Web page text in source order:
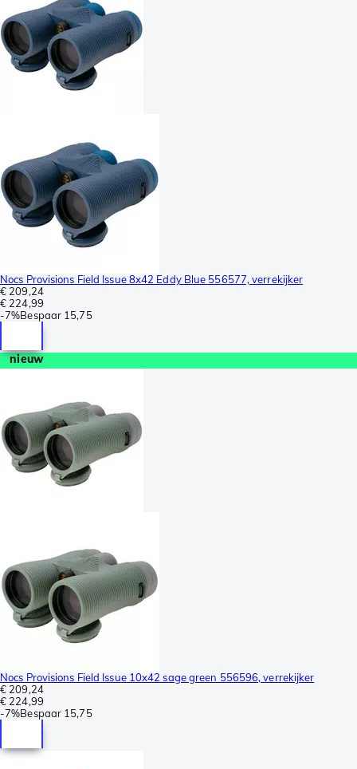
Nocs Provisions Field Issue 8x42 Eddy Blue 556577, verrekijker
€ 209,24
€ 224,99
-7%Bespaar 15,75
nieuw
Nocs Provisions Field Issue 10x42 sage green 556596, verrekijker
€ 209,24
€ 224,99
-7%Bespaar 15,75